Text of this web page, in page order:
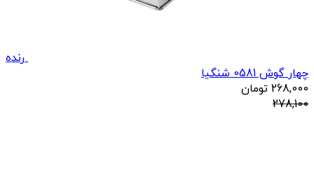
رنده
چهار گوش 0581 شنگیا
268,000 تومان
278,100